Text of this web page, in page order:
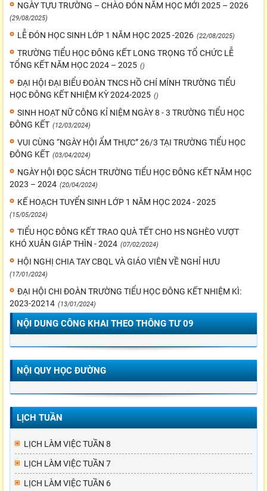
NGÀY TỰU TRƯỜNG – CHÀO ĐÓN NĂM HỌC MỚI 2025 – 2026
(29/08/2025)
LỄ ĐÓN HỌC SINH LỚP 1 NĂM HỌC 2025 -2026 (22/08/2025)
TRƯỜNG TIỂU HỌC ĐÔNG KẾT LONG TRỌNG TỔ CHỨC LỄ
TỔNG KẾT NĂM HỌC 2024 – 2025 ()
ĐẠI HỘI ĐẠI BIỂU ĐOÀN TNCS HỒ CHÍ MÍNH TRƯỜNG TIỂU
HỌC ĐÔNG KẾT NHIỆM KỲ 2024-2025 ()
SINH HOẠT NỮ CÔNG KỈ NIỆM NGÀY 8 - 3 TRƯỜNG TIỂU HỌC
ĐÔNG KẾT (12/03/2024)
VUI CÙNG “NGÀY HỘI ẨM THỰC” 26/3 TẠI TRƯỜNG TIỂU HỌC
ĐÔNG KẾT (03/04/2024)
NGÀY HỘI ĐỌC SÁCH TRƯỜNG TIỂU HỌC ĐÔNG KẾT NĂM HỌC
2023 – 2024 (20/04/2024)
KẾ HOẠCH TUYỂN SINH LỚP 1 NĂM HỌC 2024 - 2025
(15/05/2024)
TIỂU HỌC ĐÔNG KẾT TRAO QUÀ TẾT CHO HS NGHÈO VƯỢT
KHÓ XUÂN GIÁP THÌN - 2024 (07/02/2024)
HỘI NGHỊ CHIA TAY CBQL VÀ GIÁO VIÊN VỀ NGHỈ HƯU
(17/01/2024)
ĐẠI HỘI CHI ĐOÀN TRƯỜNG TIỂU HỌC ĐÔNG KẾT NHIỆM KÌ:
2023-20214 (13/01/2024)
NỘI DUNG CÔNG KHAI THEO THÔNG TƯ 09
NỘI QUY HỌC ĐƯỜNG
LỊCH TUẦN
LỊCH LÀM VIỆC TUẦN 8
LỊCH LÀM VIỆC TUẦN 7
LỊCH LÀM VIỆC TUẦN 6